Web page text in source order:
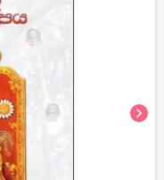
chevron_right